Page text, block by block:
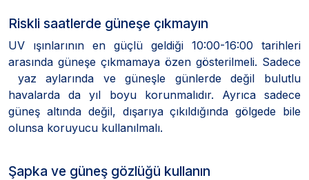
Riskli saatlerde güneşe çıkmayın
UV ışınlarının en güçlü geldiği 10:00-16:00 tarihleri
arasında güneşe çıkmamaya özen gösterilmeli. Sadece
yaz aylarında ve güneşle günlerde değil bulutlu
havalarda da yıl boyu korunmalıdır. Ayrıca sadece
güneş altında değil, dışarıya çıkıldığında gölgede bile
olunsa koruyucu kullanılmalı.
Şapka ve güneş gözlüğü kullanın